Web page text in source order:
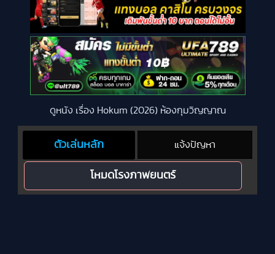
ดูหนัง เรื่อง Hokum (2026) ห้องกุมวิญญาณ
ตัวเล่นหลัก แจ้งปัญหา
โหมดโรงภาพยนตร์